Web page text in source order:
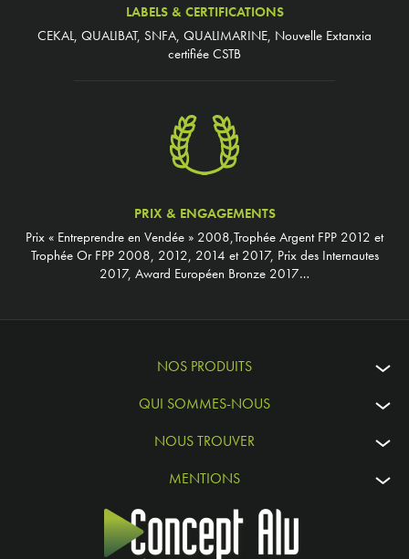
LABELS & CERTIFICATIONS
CEKAL, QUALIBAT, SNFA, QUALIMARINE, Nouvelle Extanxia
certifiée CSTB
PRIX & ENGAGEMENTS
Prix « Entreprendre en Vendée » 2008,Trophée Argent FPP 2012 et
Trophée Or FPP 2008, 2012, 2014 et 2017, Prix des Internautes
2017, Award Européen Bronze 2017…
NOS PRODUITS
QUI SOMMES-NOUS
NOUS TROUVER
MENTIONS